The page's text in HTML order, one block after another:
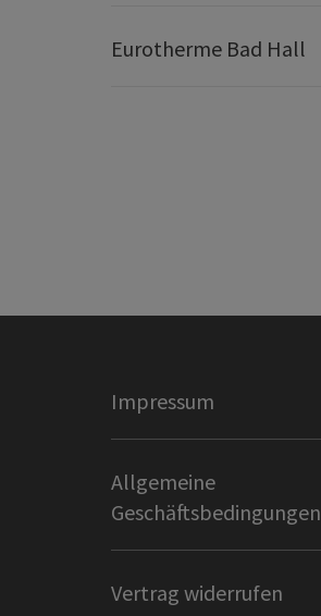
Eurotherme Bad Hall
Impressum
Allgemeine
Geschäftsbedingungen
Vertrag widerrufen